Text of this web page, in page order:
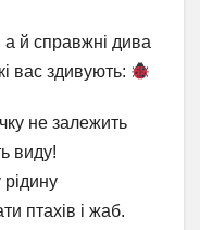
й справжні дива
вас здивують:
не залежить
виду!
рідину
птахів і жаб.